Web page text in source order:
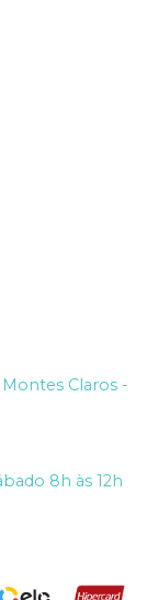
Claros -
8h às 12h